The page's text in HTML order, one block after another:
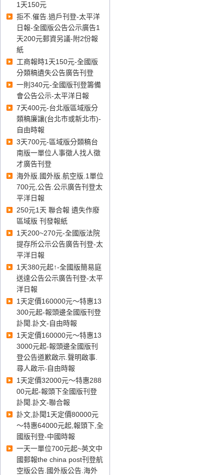
臺灣彰化地方法院登報、臺灣
雲林地方法院登報、臺灣嘉義
地方法院登報、臺灣臺南地方
法院登報、臺灣高雄地方法院
登報、臺灣屏東地方法院登
報、臺灣臺東地方法院登報、
臺灣花蓮地方法院登報、臺灣
地方法院登報、
臺灣澎湖地方法院登報、福建
金門地方法院
地方法院登報、
1天150元
拒不.催告.過戶刊登-太平洋
日報-全國版公告公示廣告1
天200元郵資另議-附2份報
紙
工商報時1天150元-全國版
分類稿遺失公告廣告刊登
一則340元-全國版刊登籌備
會公告公示-太平洋日報
7天400元-台北版區域版分
類稿廉讓(台北市或新北市)-
自由時報
3天700元-區域版分類稿台
南版一單位人事徵人找人徵
才廣告刊登
海外版.國外版.航空版.1單位
700元,公告.公示廣告刊登太
平洋日報
250元1天 聯合報 遺失作廢
區域版 刊發報紙
1天200~270元-全國版法院
提存所公示公告廣告刊登-太
平洋日報
1天380元起↑-全國版簡易庭
送達公告公示廣告刊登-太平
洋日報
1天定價160000元～特惠13
300元起-報頭邊全國版刊登
訃聞.訃文-自由時報
1天定價160000元～特惠13
3000元起-報頭邊全國版刊
登公告道歉啟示.聲明啟事.
尋人啟示-自由時報
1天定價32000元～特惠288
00元起-報頭下全國版刊登
訃聞.訃文-聯合報
訃文,訃聞1天定價80000元
～特惠64000元起,報頭下,全
國版刊登-中國時報
一天一單位700元起~英文中
國郵報the china post刊登航
空版公告.國外版公告.海外